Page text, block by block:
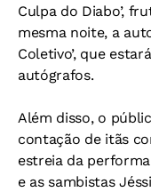
Culpa do Diabo’,
mesma noite, a
Coletivo’, que
autógrafos.
Além disso, o
contação de itãs
estreia da
e as sambistas